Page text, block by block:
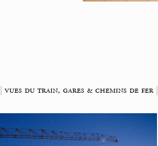
|vues du train, gares & chemins de fer|